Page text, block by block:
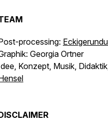
processing:
Georgia Ortner
Konzept, Musik,